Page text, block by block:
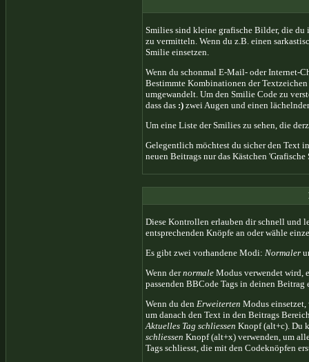
Smilies sind kleine grafische Bilder, die du
zu vermitteln. Wenn du z.B. einen
Smilie einsetzen.
Wenn du schonmal E-Mail- oder Internet-
Bestimmte Kombinationen der
umgewandelt. Um den Smilie Code zu
dass das :) zwei Augen und einen
Um eine Liste der Smilies zu sehen, die
Gelegentlich möchtest du sicher den Text
neuen Beitrags nur das Kästchen
Diese Kontrollen erlauben dir schnell und
entsprechenden Knöpfe an oder wähle
Es gibt zwei vorhandene Modi: Normaler
Wenn dernormale Modus verwendet wird,
passenden BBCode Tags in deinen Beitrag
Wenn du den Erweiterten Modus einsetzet,
um danach den Text in den Beitrags
Aktuelles Tag schliessen Knopf (alt+c). Du
schliessen Knopf (alt+x) verwenden, um
Tags schliesst, die mit den Codeknöpfen